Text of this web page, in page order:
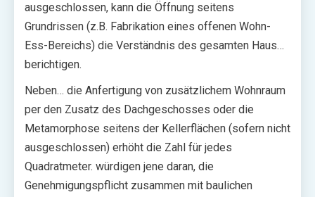
ausgeschlossen, kann die Öffnung seitens
Grundrissen (z.B. Fabrikation eines offenen Wohn-
Ess-Bereichs) die Verständnis des gesamten Haus…
berichtigen.
Neben… die Anfertigung von zusätzlichem Wohnraum
per den Zusatz des Dachgeschosses oder die
Metamorphose seitens der Kellerflächen (sofern nicht
ausgeschlossen) erhöht die Zahl für jedes
Quadratmeter. würdigen jene daran, die
Genehmigungspflicht zusammen mit baulichen